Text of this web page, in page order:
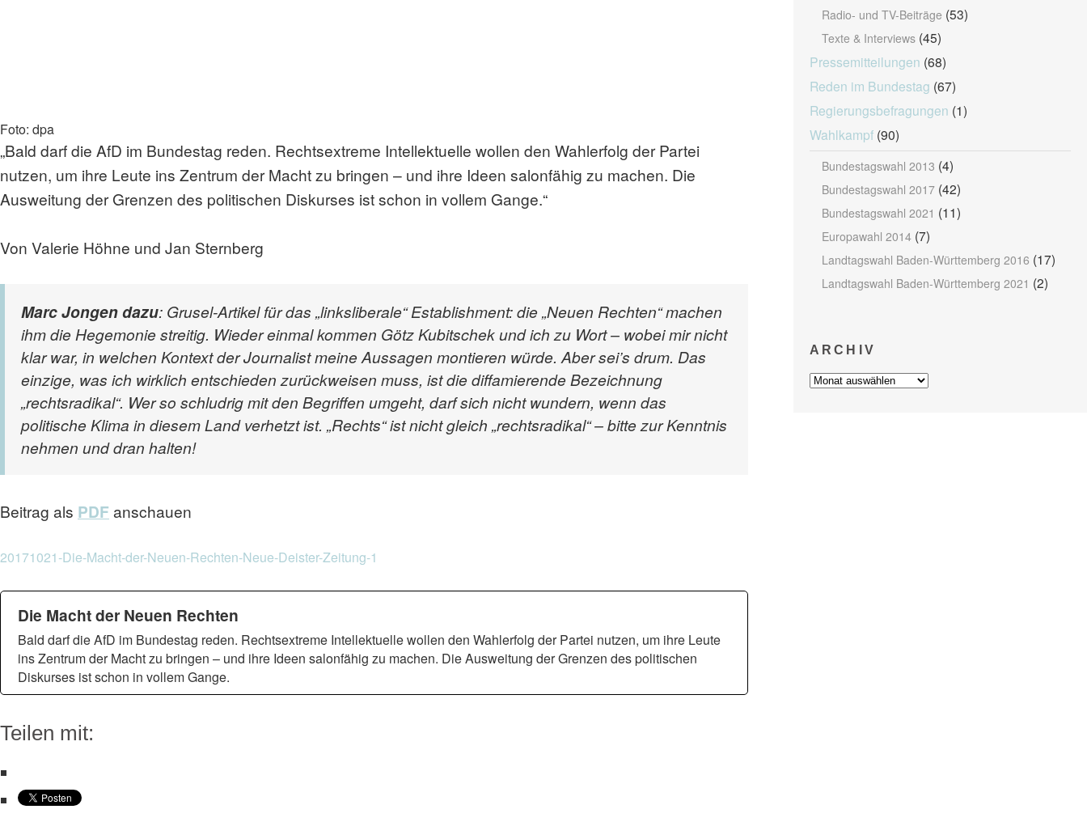
Foto: dpa
„Bald darf die AfD im Bundestag reden. Rechtsextreme Intellektuelle wollen den Wahlerfolg der Partei
nutzen, um ihre Leute ins Zentrum der Macht zu bringen – und ihre Ideen salonfähig zu machen. Die
Ausweitung der Grenzen des politischen Diskurses ist schon in vollem Gange.“
Von Valerie Höhne und Jan Sternberg
Marc Jongen dazu: Grusel-Artikel für das „linksliberale“ Establishment: die „Neuen Rechten“ machen
ihm die Hegemonie streitig. Wieder einmal kommen Götz Kubitschek und ich zu Wort – wobei mir nicht
klar war, in welchen Kontext der Journalist meine Aussagen montieren würde. Aber sei’s drum. Das
einzige, was ich wirklich entschieden zurückweisen muss, ist die diffamierende Bezeichnung
„rechtsradikal“. Wer so schludrig mit den Begriffen umgeht, darf sich nicht wundern, wenn das
politische Klima in diesem Land verhetzt ist. „Rechts“ ist nicht gleich „rechtsradikal“ – bitte zur Kenntnis
nehmen und dran halten!
Beitrag als PDF anschauen
20171021-Die-Macht-der-Neuen-Rechten-Neue-Deister-Zeitung-1
Die Macht der Neuen Rechten
Bald darf die AfD im Bundestag reden. Rechtsextreme Intellektuelle wollen den Wahlerfolg der Partei nutzen, um ihre Leute
ins Zentrum der Macht zu bringen – und ihre Ideen salonfähig zu machen. Die Ausweitung der Grenzen des politischen
Diskurses ist schon in vollem Gange.
Teilen mit:
Radio- und TV-Beiträge (53)
Texte & Interviews(45)
Pressemitteilungen (68)
Reden im Bundestag (67)
Regierungsbefragungen (1)
Wahlkampf(90)
Bundestagswahl 2013 (4)
Bundestagswahl 2017(42)
Bundestagswahl 2021 (11)
Europawahl 2014(7)
Landtagswahl Baden-Württemberg 2016 (17)
Landtagswahl Baden-Württemberg 2021 (2)
ARCHIV
Archiv